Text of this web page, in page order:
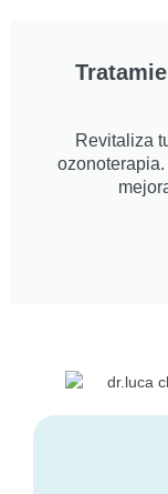
Revitaliza